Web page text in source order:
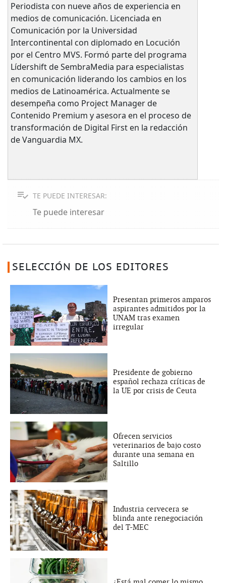
Periodista con nueve años de experiencia en
medios de comunicación. Licenciada en
Comunicación por la Universidad
Intercontinental con diplomado en Locución
por el Centro MVS. Formó parte del programa
Lídershift de SembraMedia para especialistas
en comunicación liderando los cambios en los
medios de Latinoamérica. Actualmente se
desempeña como Project Manager de
Contenido Premium y asesora en el proceso de
transformación de Digital First en la redacción
de Vanguardia MX.
TE PUEDE INTERESAR:
Te puede interesar
SELECCIÓN DE LOS EDITORES
Presentan primeros amparos
aspirantes admitidos por la
UNAM tras examen
irregular
Presidente de gobierno
español rechaza críticas de
la UE por crisis de Ceuta
Ofrecen servicios
veterinarios de bajo costo
durante una semana en
Saltillo
Industria cervecera se
blinda ante renegociación
del T-MEC